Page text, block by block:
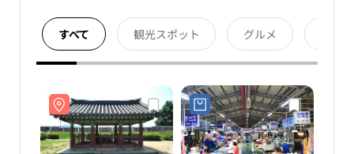
すべて 観光スポット グルメ